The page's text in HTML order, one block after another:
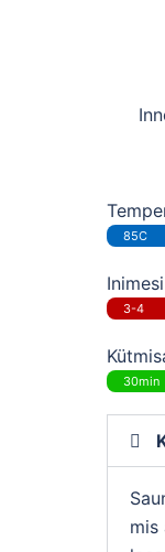
85C
3-4
30min
mis